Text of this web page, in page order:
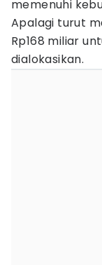
memenuhi
Apalagi turut
Rp168 miliar
dialokasikan.